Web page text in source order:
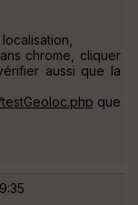
chrome, cliquer
aussi que la
que